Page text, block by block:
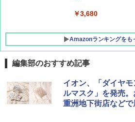
￥-
￥3,680
Amazonランキングをも
編集部のおすすめ記事
イオン、「ダイヤ
ルマスク」を発売
重洲地下街店などで